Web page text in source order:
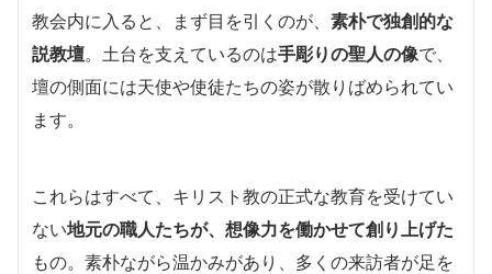
教会内に入ると、まず目を引くのが、 素朴で独創的な
説教壇。土台を支えているのは手彫りの聖人の像で、
壇の側面には天使や使徒たちの姿が散りばめられてい
ます。
これらはすべて、キリスト教の正式な教育を受けてい
ない地元の職人たちが、想像力を働かせて創り上げた
もの。素朴ながら温かみがあり、多くの来訪者が足を